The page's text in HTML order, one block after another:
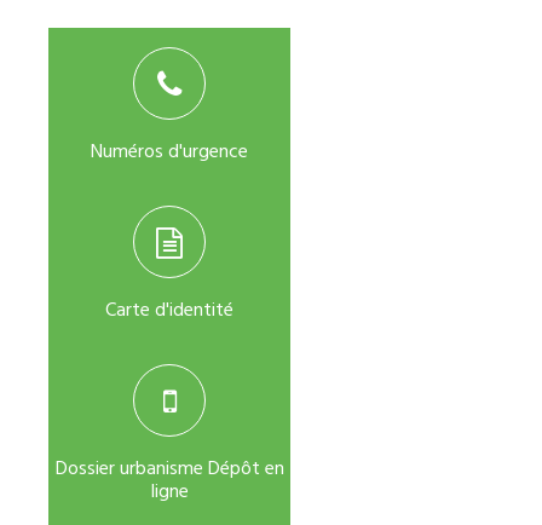
Numéros d'urgence
Carte d'identité
Dossier urbanisme Dépôt en
ligne